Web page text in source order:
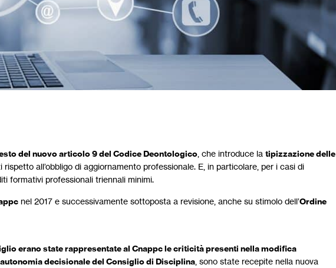
del nuovo articolo 9 del Codice Deontologico , che introduce la tipizzazione delle
rispetto all’obbligo di aggiornamento professionale. E, in particolare, per i casi di
formativi professionali triennali minimi.
nel 2017 e successivamente sottoposta a revisione, anche su stimolo dell’Ordine
erano state rappresentate al Cnappc le criticità presenti nella modifica
autonomia decisionale del Consiglio di Disciplina , sono state recepite nella nuova